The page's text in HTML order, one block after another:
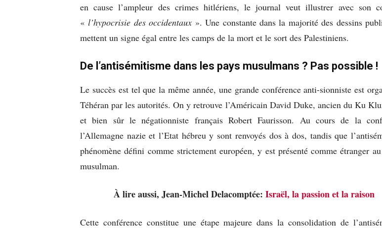
en cause l’ampleur des crimes hitlériens, le journal veut illustrer avec son
«l’hypocrisie des occidentaux ». Une constante dans la majorité des dessins
mettent un signe égal entre les camps de la mort et le sort des Palestiniens.
De l’antisémitisme dans les pays musulmans ? Pas possible !
Le succès est tel que la même année, une grande conférence anti-sionniste est
Téhéran par les autorités. On y retrouve l’Américain David Duke, ancien du Ku
et bien sûr le négationniste français Robert Faurisson. Au cours de la
l’Allemagne nazie et l’Etat hébreu y sont renvoyés dos à dos, tandis que
phénomène défini comme strictement européen, y est présenté comme étranger
musulman.
À lire aussi, Jean-Michel Delacomptée: Israël, la passion et la raison
Cette conférence constitue une étape majeure dans la consolidation de